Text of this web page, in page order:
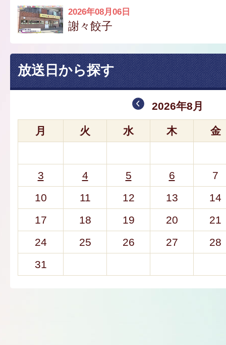
2026年08月06日
謝々餃子
放送日から探す
2026年8月
月 火 水 木 金
3 4 5 6
7
10
11 12 13
14
17
18 19 20
21
24
25 26 27
28
31